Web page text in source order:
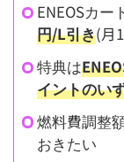
ENEOSカー
円/L引き(月
特典は
イントのい
燃料費調整
おきたい